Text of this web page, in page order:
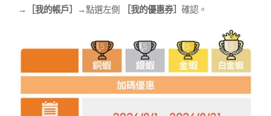
→ ［我的帳戶］ →點選左側 ［我的優惠券］ 確認。